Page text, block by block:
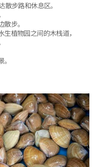
步路和休息区。
步。
植物园之间的木栈道，